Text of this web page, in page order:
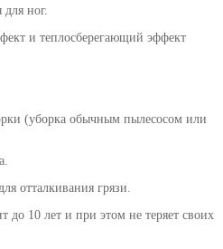
ног.
и теплосберегающий эффект
(уборка обычным пылесосом или
отталкивания грязи.
10 лет и при этом не теряет своих